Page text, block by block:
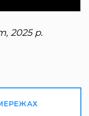
2025 р.